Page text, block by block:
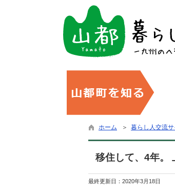
ホーム ＞ 暮らし人交流サ
移住して、4年。
最終更新日： 2020年3月18日